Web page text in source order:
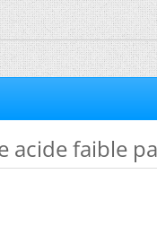
acide faible